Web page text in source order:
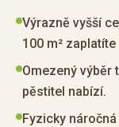
Výrazně vyšší
100 m²
Omezený
pěstitel nabízí.
Fyzicky